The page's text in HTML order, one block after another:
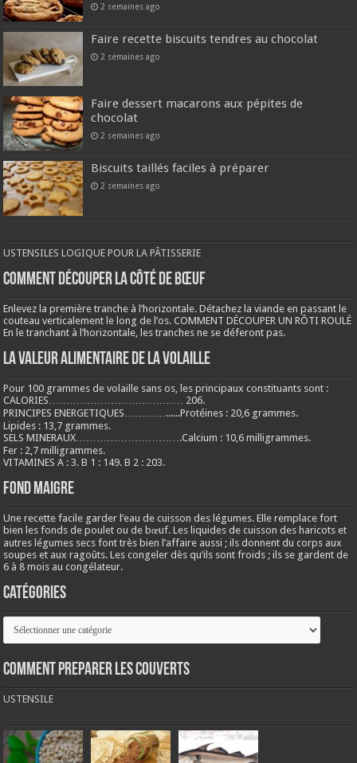
2 semaines ago
Faire recette biscuits tendres au chocolat
2 semaines ago
Faire dessert macarons aux pépites de
chocolat
2 semaines ago
Biscuits taillés faciles à préparer
2 semaines ago
USTENSILES LOGIQUE POUR LA PÂTISSERIE
COMMENT DÉCOUPER LA CÔTÉ DE BŒUF
Enlevez la première tranche à l’horizontale. Détachez la viande en passant le
couteau verticalement le long de l’os. COMMENT DÉCOUPER UN RÔTI ROULÉ
En le tranchant à l’horizontale, les tranches ne se déferont pas.
LA VALEUR ALIMENTAIRE DE LA VOLAILLE
Pour 100 grammes de volaille sans os, les principaux constituants sont :
CALORIES………………………………… 206.
PRINCIPES ENERGETIQUES…………......Protéines : 20,6 grammes.
Lipides : 13,7 grammes.
SELS MINERAUX………………………….Calcium : 10,6 milligrammes.
Fer : 2,7 milligrammes.
VITAMINES A : 3. B 1 : 149. B 2 : 203.
Fond maigre
Une recette facile garder l’eau de cuisson des légumes. Elle remplace fort
bien les fonds de poulet ou de bœuf. Les liquides de cuisson des haricots et
autres légumes secs font très bien l’affaire aussi ; ils donnent du corps aux
soupes et aux ragoûts. Les congeler dès qu’ils sont froids ; ils se gardent de
6 à 8 mois au congélateur.
Catégories
Catégories
COMMENT PREPARER LES COUVERTS
USTENSILE